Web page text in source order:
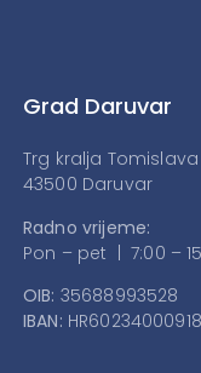
Grad Daruvar
Trg kralja Tomislava
43500 Daruvar
Radno vrijeme:
Pon – pet | 7:00 –
OIB: 35688993528
IBAN: